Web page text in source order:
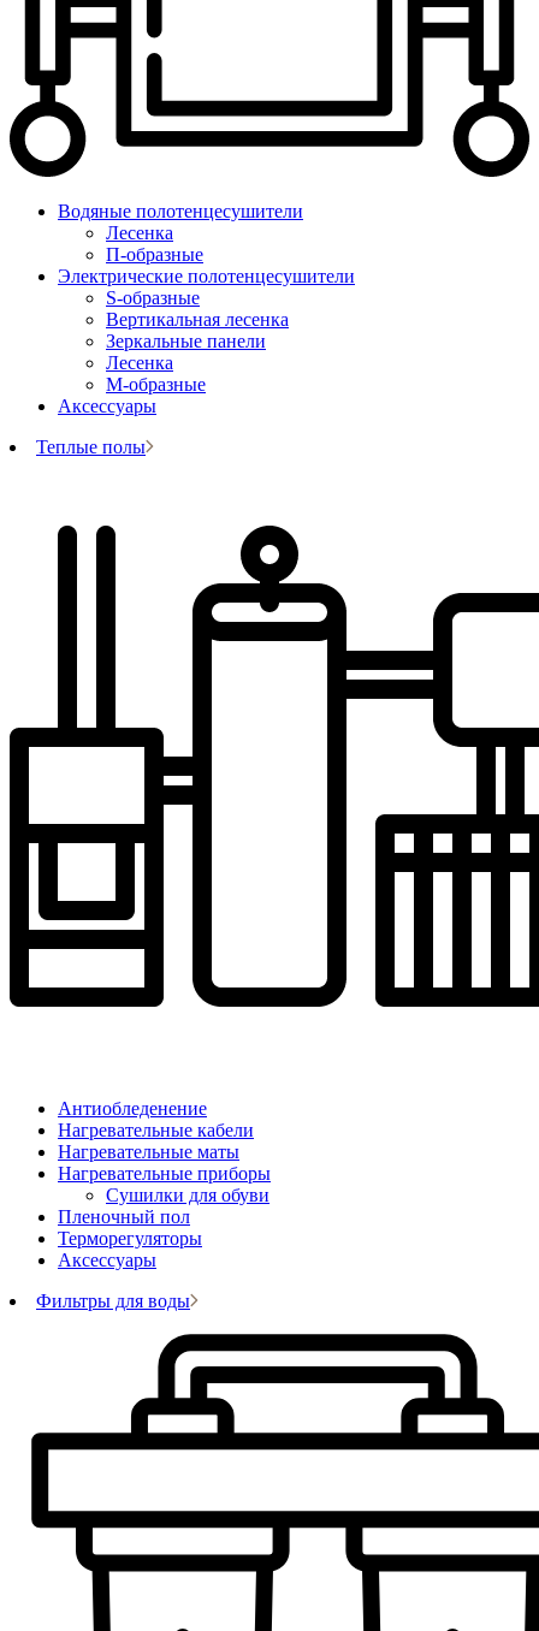
Водяные полотенцесушители
Лесенка
П-образные
Электрические полотенцесушители
S-образные
Вертикальная лесенка
Зеркальные панели
Лесенка
М-образные
Аксессуары
Теплые полы
Антиобледенение
Нагревательные кабели
Нагревательные маты
Нагревательные приборы
Сушилки для обуви
Пленочный пол
Терморегуляторы
Аксессуары
Фильтры для воды